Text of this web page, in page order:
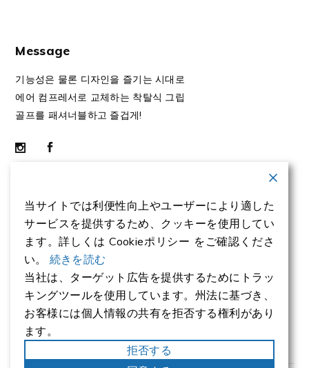
Message
기능성은 물론 디자인을 즐기는 시대로
에어 컴프레서로 교체하는 착탈식 그립
골프를 패셔너블하고 즐겁게!
BRANDS
当サイトでは利便性向上やユーザーにより適した
サービスを提供するため、クッキーを使用してい
ます。詳しくは Cookieポリシー をご確認くださ
い。 続きを読む
当社は、ターゲット広告を提供するためにトラッ
キングツールを使用しています。州法に基づき、
お客様には個人情報の共有を拒否する権利があり
ます。
拒否する